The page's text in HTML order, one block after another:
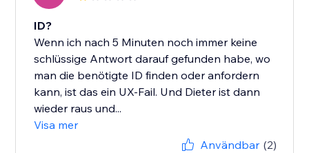
ID?
Wenn ich nach 5 Minuten noch immer keine
schlüssige Antwort darauf gefunden habe, wo
man die benötigte ID finden oder anfordern
kann, ist das ein UX-Fail. Und Dieter ist dann
wieder raus und...
Visa mer
Användbar (2)